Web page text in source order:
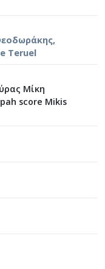
003-Sc-033-192-
003-Sc-033-193-
003-Sc-033-195-
003-Sc-033-196-
Sc-033-197-
003-Sc-034-199-
003-Sc-034-202-
003-Sc-034-204-
Teruel
Μίκη
score Μikis